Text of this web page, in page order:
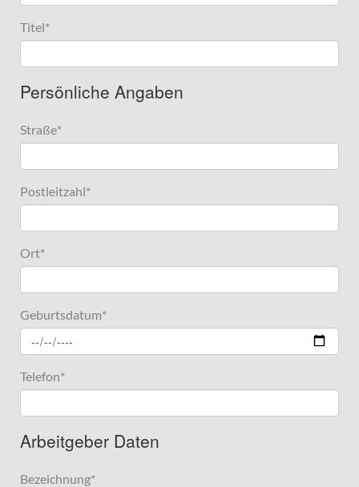
Titel*
Persönliche Angaben
Straße*
Postleitzahl*
Ort*
Geburtsdatum*
Telefon*
Arbeitgeber Daten
Bezeichnung*